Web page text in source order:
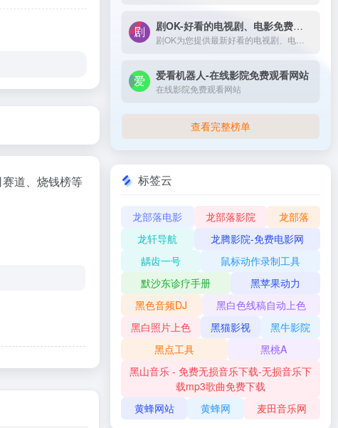
道、烧钱榜等
剧OK-好看的电视剧、电影免费在线播放
爱看机器人-在线影院免费观看网站
在线影院免费观看网站
查看完整榜单
标签云
龙部落电影 龙部落影院
龙部落
龙轩导航
龙腾影院-免费电影网
龋齿一号
鼠标动作录制工具
默沙东诊疗手册
黑苹果动力
黑色音频DJ
黑白色线稿自动上色
黑白照片上色
黑猫影视
黑牛影院
黑点工具
黑桃A
黑山音乐 - 免费无损音乐下载-无损音乐下
载mp3歌曲免费下载
黄蜂网站
黄蜂网 麦田音乐网